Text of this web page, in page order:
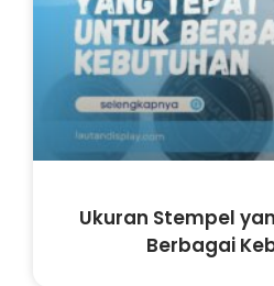
Ukuran Stempel
Berbagai